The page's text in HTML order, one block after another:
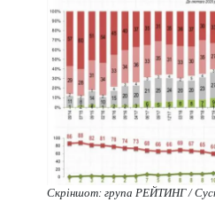
Скріншот: група РЕЙТИНГ /